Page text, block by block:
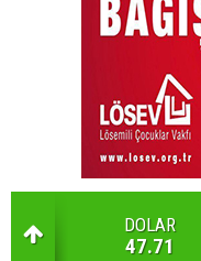
DOLAR
47.71